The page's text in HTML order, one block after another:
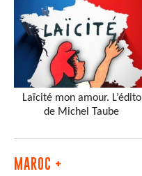
Laïcité mon amour. L’édito
de Michel Taube
MAROC +